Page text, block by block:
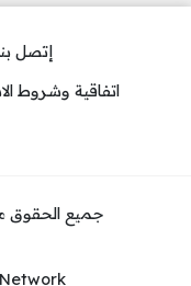
إتصل
اتفاقية وشروط
جميع الحقوق